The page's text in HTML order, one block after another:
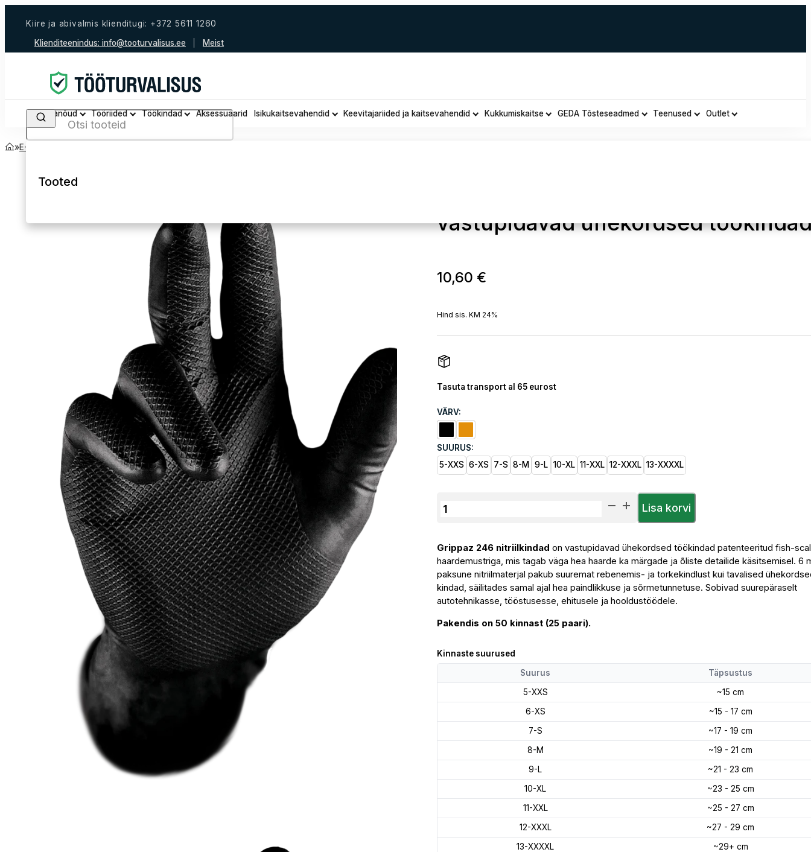
Kiire ja abivalmis klienditugi: +372 5611 1260
Klienditeenindus: info@tooturvalisus.ee Meist
Search
Tooted
Tööjalanõud Tööriided Töökindad Aksessuaarid Isikukaitsevahendid Keevitajariided ja kaitsevahendid Kukkumiskaitse GEDA Tõsteseadmed Teenused Outlet
AvalehtE-Pood
vastupidavad ühekordsed
10,60 €
Hind sis. KM 24%
Tasuta transport al 65 eurost
VÄRV:
SUURUS:
5-XXS 6-XS 7-S 8-M 9-L 10-XL 11-XXL 12-XXXL 13-XXXXL
Grippaz
–
vastupidavad
ühekordsed
töökindad
Lisa korvi
Grippaz 246 nitriilkindad on vastupidavad ühekordsed töökindad patenteeritud fish-
haardemustriga, mis tagab väga hea haarde ka märgade ja õliste detailide käsitsemisel. 6
paksune nitriilmaterjal pakub suuremat rebenemis- ja torkekindlust kui tavalised
kindad, säilitades samal ajal hea paindlikkuse ja sõrmetunnetuse. Sobivad suurepäraselt
autotehnikasse, tööstusesse, ehitusele ja hooldustöödele.
Pakendis on 50 kinnast (25 paari).
Kinnaste suurused
Suurus
Täpsustus
5-XXS
~15 cm
6-XS
~15 - 17 cm
7-S
~17 - 19 cm
8-M
~19 - 21 cm
9-L
~21 - 23 cm
10-XL
~23 - 25 cm
11-XXL
~25 - 27 cm
12-XXXL
~27 - 29 cm
13-XXXXL
~29+ cm